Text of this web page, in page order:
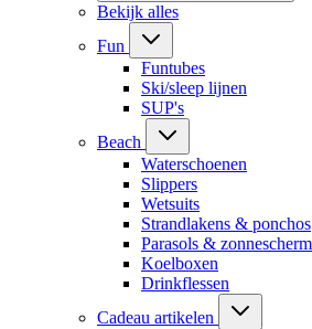
Bekijk alles
Fun
Funtubes
Ski/sleep lijnen
SUP's
Beach
Waterschoenen
Slippers
Wetsuits
Strandlakens & ponchos
Parasols &
Koelboxen
Drinkflessen
Cadeau artikelen